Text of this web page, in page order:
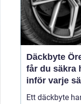
Däckbyte
får du säkra
inför varje
Ett däckbyte